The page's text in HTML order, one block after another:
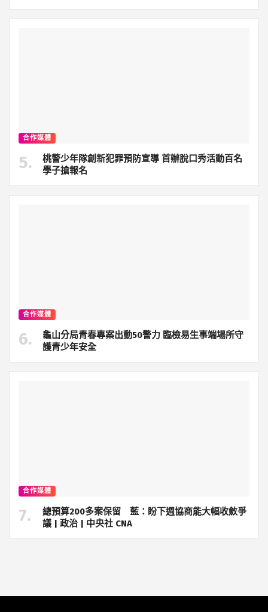
合作媒體
桃警少年隊創新犯罪預防宣導 首辦脫口秀活動百名
學子搶報名
合作媒體
龜山分局青春專案出動50警力 臨檢易生事端場所守
護青少年安全
合作媒體
總預算200多案保留 藍：盼下週協商能大幅收斂爭
議 | 政治 | 中央社 CNA